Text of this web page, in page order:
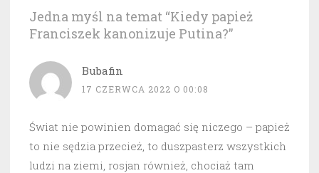
Jedna myśl na temat “Kiedy papież
Franciszek kanonizuje Putina?”
Bubafin
17 CZERWCA 2022 O 00:08
Świat nie powinien domagać się niczego – papież
to nie sędzia przecież, to duszpasterz wszystkich
ludzi na ziemi, rosjan również, chociaż tam